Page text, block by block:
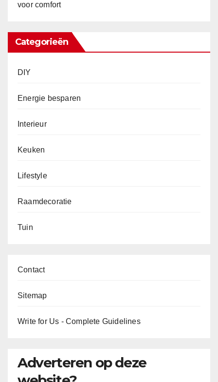
voor comfort
Categorieën
DIY
Energie besparen
Interieur
Keuken
Lifestyle
Raamdecoratie
Tuin
Contact
Sitemap
Write for Us - Complete Guidelines
Adverteren op deze